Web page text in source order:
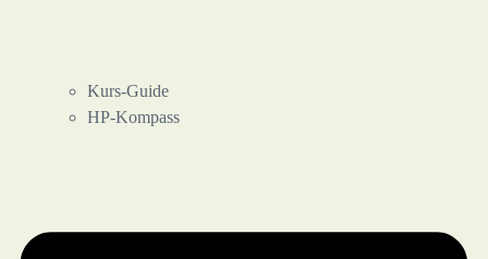
Kurs-Guide
HP-Kompass